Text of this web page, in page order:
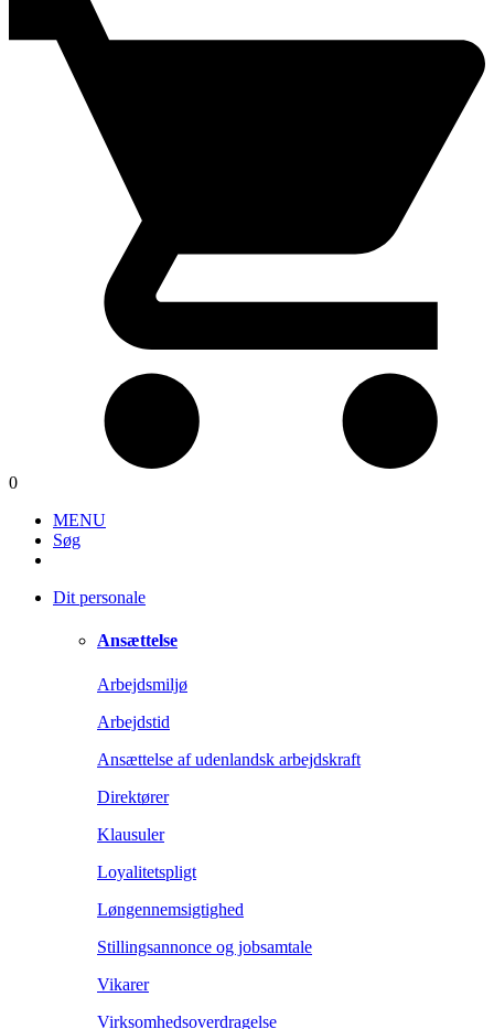
0
MENU
Søg
Dit personale
Ansættelse
Arbejdsmiljø
Arbejdstid
Ansættelse af udenlandsk arbejdskraft
Direktører
Klausuler
Loyalitetspligt
Løngennemsigtighed
Stillingsannonce og jobsamtale
Vikarer
Virksomhedsoverdragelse